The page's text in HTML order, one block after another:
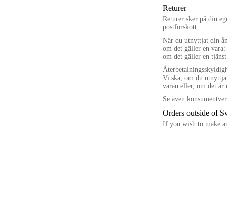
Returer
Returer sker på din
postförskott.
När du utnyttjat din
om det gäller en
om det gäller en
Vi ska, om du
varan eller, om det är
Se även
Orders outside of
If you wish to make